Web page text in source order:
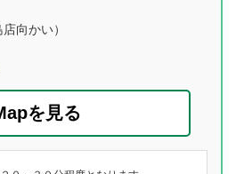
向かい）
を見る